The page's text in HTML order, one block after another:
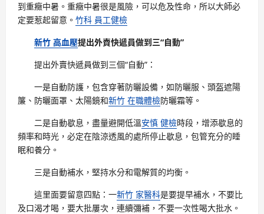
到重癥中暑。重癥中暑很是風險，可以危及性命，所以大師必
定要惹起留意。 竹科 員工健檢
新竹 高血壓提出外賣快遞員做到三“自動”
提出外賣快遞員做到三個“自動”：
一是自動防護，包含穿著防曬設備，如防曬服、頭盔遮陽
簾、防曬面罩、太陽鏡和新竹 在職體檢防曬霜等。
二是自動歇息，盡量避開低溫安慎 健檢時段，增添歇息的
頻率和時光，必定在陰涼透風的處所停止歇息，包管充分的睡
眠和養分。
三是自動補水，堅持水分和電解質的均衡。
這里面要留意四點：一新竹 家醫科是要提早補水，不要比
及口渴才喝，要大批屢次，連續彌補，不要一次性喝大批水。